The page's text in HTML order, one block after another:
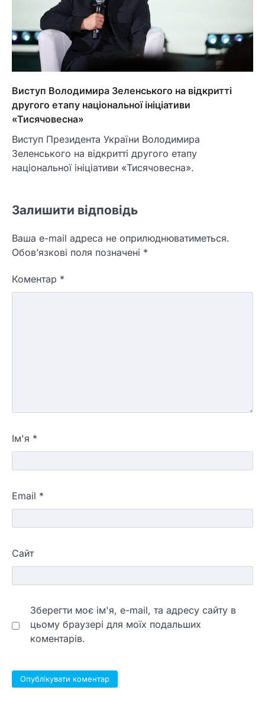
Виступ Володимира Зеленського на відкритті
другого етапу національної ініціативи
«Тисячовесна»
Виступ Президента України Володимира
Зеленського на відкритті другого етапу
національної ініціативи «Тисячовесна».
Залишити відповідь
Ваша e-mail адреса не оприлюднюватиметься.
Обов’язкові поля позначені *
Коментар *
Ім'я *
Email *
Сайт
Зберегти моє ім'я, e-mail, та адресу сайту в
цьому браузері для моїх подальших
коментарів.